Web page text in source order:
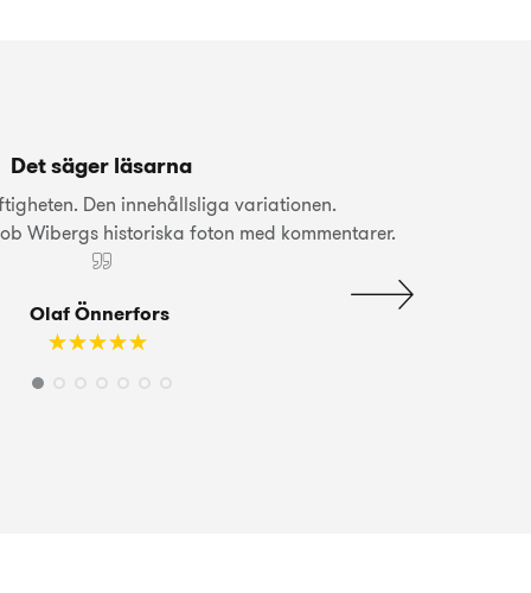
Det säger läsarna
Den innehållsliga variationen.
Wibergs historiska foton med kommentarer.
Olaf Önnerfors
☆☆☆☆☆
★★★★★